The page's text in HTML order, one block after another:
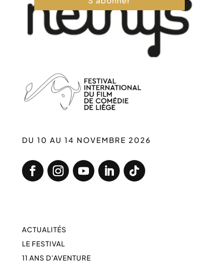
DU 10 AU 14 NOVEMBRE 2026
ACTUALITÉS
LE FESTIVAL
11 ANS D’AVENTURE